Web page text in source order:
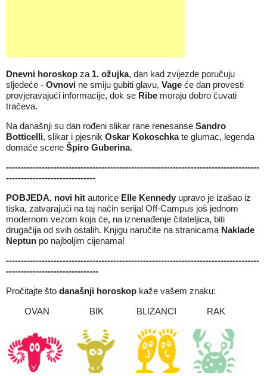
Dnevni horoskop za 1. ožujka, dan kad zvijezde poručuju
sljedeće - Ovnovi ne smiju gubiti glavu, Vage će dan provesti
provjeravajući informacije, dok se Ribe moraju dobro čuvati
tračeva.
Na današnji su dan rođeni slikar rane renesanse Sandro
Botticelli, slikar i pjesnik Oskar Kokoschkate glumac, legenda
domaće scene Špiro Guberina.
-------------------------------------------------------------------------------------
------------------------------
POBJEDA, novi hit autorice Elle Kennedy upravo je izašao iz
tiska, zatvarajući na taj način serijal Off-Campus još jednom
modernom vezom koja će, na iznenađenje čitateljica, biti
drugačija od svih ostalih. Knjigu naručite na stranicama Naklade
Neptun po najboljim cijenama!
-------------------------------------------------------------------------------------
-------------------------------
Pročitajte što današnji horoskop kaže vašem znaku:
OVAN
BIK BLIZANCI RAK